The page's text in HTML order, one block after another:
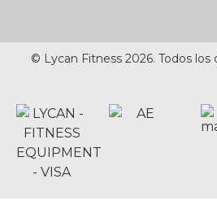
© Lycan Fitness 2026. Todos los